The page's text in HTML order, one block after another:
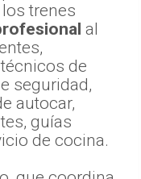
trenes
al
de
seguridad,
autocar,
guías
de cocina.